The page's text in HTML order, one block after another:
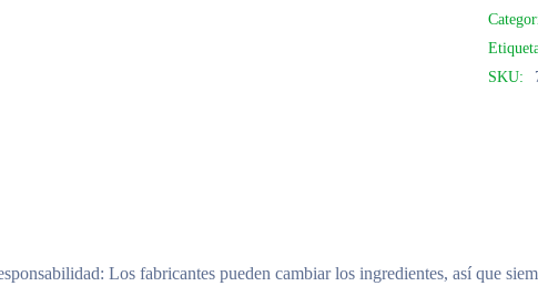
SKU:
: Los fabricantes pueden cambiar los ingredientes, así que